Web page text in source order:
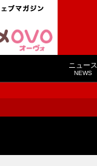
ニュース
NEWS